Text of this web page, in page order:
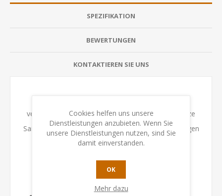
SPEZIFIKATION
BEWERTUNGEN
KONTAKTIEREN SIE UNS
verwende das Meisterschaftssystem, um eine ganze
Saison zu fahren und vor jedem Rennen deinen Wagen
weiter zu verbessern. Keine zwei Rennen
werden gleich verlaufen.
Inhalt:
Cookies helfen uns unsere
Dienstleistungen anzubieten. Wenn Sie
unsere Dienstleistungen nutzen, sind Sie
damit einverstanden.
OK
Mehr dazu